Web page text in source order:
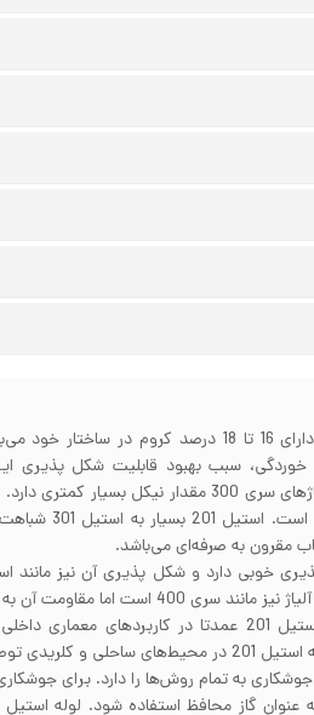
لوله استیل 201 درزدار دارای 16 تا 18 درصد کروم
سبب بهبود قابلیت شکل پذیری
استیل 201 نسبت به آلیاژهای سری 300 مقدار نیکل
اقتصادی بسیار
مقرون به صرفه‌ای می‌باشد.
مقاومت به خوردگی این آلیاژ نیز مانند سری
300 کمتر است. لوله استیل 201 عمدتا در
توصیه نمی‌شود.